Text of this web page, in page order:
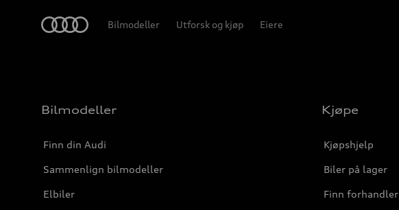
Bilmodeller Utforsk og kjøp Eiere
Bilmodeller
Finn din Audi
Sammenlign bilmodeller
Elbiler
Kjøpe
Kjøpshjelp
Biler på lager
Finn forhandler